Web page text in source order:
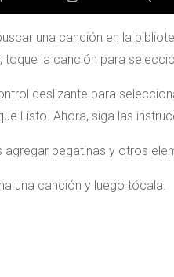
una canción en la
toque la canción para
deslizante para
Listo. Ahora, siga las
agregar pegatinas y otros